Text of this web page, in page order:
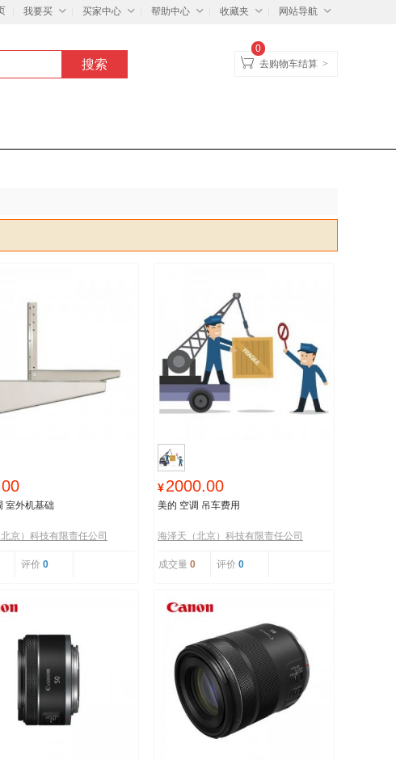
我要买 买家中心 帮助中心 收藏夹 网站导航
去购物车结算 >
0
室外机基础
京）科技有限责任公司
评价 0
¥2000.00
美的 空调 吊车费用
海泽天（北京）科技有限责任公司
成交量 0 评价 0